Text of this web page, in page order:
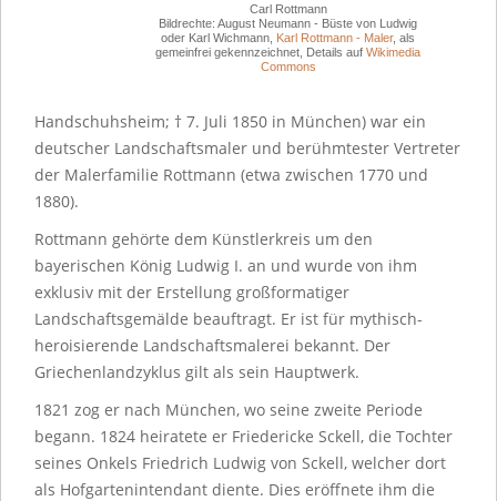
Carl Rottmann
Bildrechte: August Neumann - Büste von Ludwig
oder Karl Wichmann, Karl Rottmann - Maler, als
gemeinfrei gekennzeichnet, Details aufWikimedia
Commons
Handschuhsheim; † 7. Juli 1850 in München) war ein
deutscher Landschaftsmaler und berühmtester Vertreter
der Malerfamilie Rottmann (etwa zwischen 1770 und
1880).
Rottmann gehörte dem Künstlerkreis um den
bayerischen König Ludwig I. an und wurde von ihm
exklusiv mit der Erstellung großformatiger
Landschaftsgemälde beauftragt. Er ist für mythisch-
heroisierende Landschaftsmalerei bekannt. Der
Griechenlandzyklus gilt als sein Hauptwerk.
1821 zog er nach München, wo seine zweite Periode
begann. 1824 heiratete er Friedericke Sckell, die Tochter
seines Onkels Friedrich Ludwig von Sckell, welcher dort
als Hofgartenintendant diente. Dies eröffnete ihm die